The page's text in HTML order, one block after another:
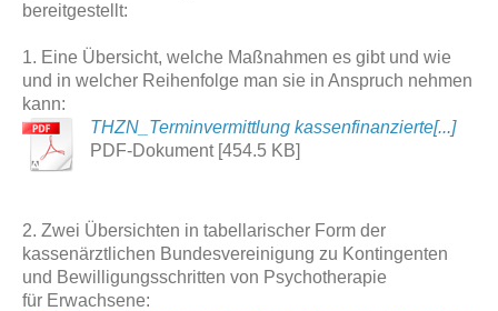
bereitgestellt:
1. Eine Übersicht, welche Maßnahmen es gibt und wie
und in welcher Reihenfolge man sie in Anspruch nehmen
kann:
THZN_Terminvermittlung kassenfinanzierte[...]
PDF-Dokument [454.5 KB]
2. Zwei Übersichten in tabellarischer Form der
kassenärztlichen Bundesvereinigung zu Kontingenten
und Bewilligungsschritten von Psychotherapie
für Erwachsene: